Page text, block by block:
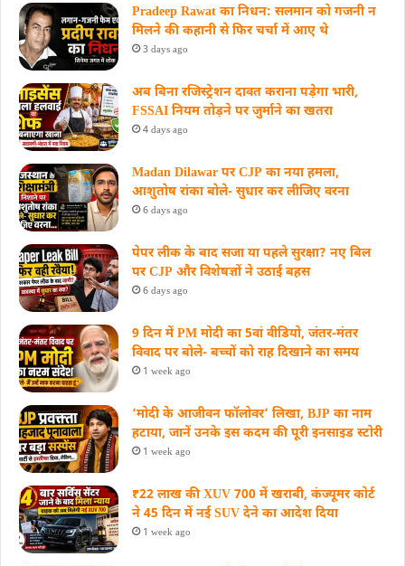
Pradeep Rawat का निधन: सलमान को गजनी न
मिलने की कहानी से फिर चर्चा में आए थे
3 days ago
अब बिना रजिस्ट्रेशन दावत कराना पड़ेगा भारी,
FSSAI नियम तोड़ने पर जुर्माने का खतरा
4 days ago
Madan Dilawar पर CJP का नया हमला,
आशुतोष रांका बोले- सुधार कर लीजिए वरना
6 days ago
पेपर लीक के बाद सजा या पहले सुरक्षा? नए बिल
पर CJP और विशेषज्ञों ने उठाई बहस
6 days ago
9 दिन में PM मोदी का 5वां वीडियो, जंतर-मंतर
विवाद पर बोले- बच्चों को राह दिखाने का समय
1 week ago
‘मोदी के आजीवन फॉलोवर’ लिखा, BJP का नाम
हटाया, जानें उनके इस कदम की पूरी इनसाइड स्‍टोरी
1 week ago
₹22 लाख की XUV 700 में खराबी, कंज्यूमर कोर्ट
ने 45 दिन में नई SUV देने का आदेश दिया
1 week ago